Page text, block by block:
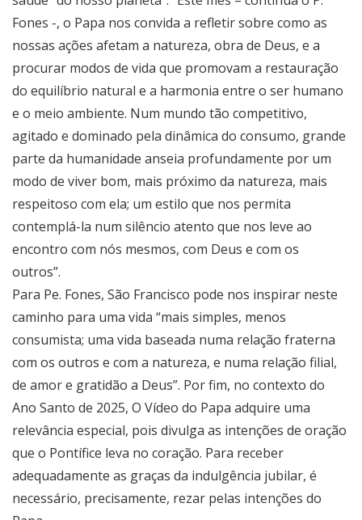
Fones -, o Papa nos convida a refletir sobre como as
nossas ações afetam a natureza, obra de Deus, e a
procurar modos de vida que promovam a restauração
do equilíbrio natural e a harmonia entre o ser humano
e o meio ambiente. Num mundo tão competitivo,
agitado e dominado pela dinâmica do consumo, grande
parte da humanidade anseia profundamente por um
modo de viver bom, mais próximo da natureza, mais
respeitoso com ela; um estilo que nos permita
contemplá-la num silêncio atento que nos leve ao
encontro com nós mesmos, com Deus e com os
outros”.
Para Pe. Fones, São Francisco pode nos inspirar neste
caminho para uma vida “mais simples, menos
consumista; uma vida baseada numa relação fraterna
com os outros e com a natureza, e numa relação filial,
de amor e gratidão a Deus”. Por fim, no contexto do
Ano Santo de 2025, O Vídeo do Papa adquire uma
relevância especial, pois divulga as intenções de oração
que o Pontífice leva no coração. Para receber
adequadamente as graças da indulgência jubilar, é
necessário, precisamente, rezar pelas intenções do